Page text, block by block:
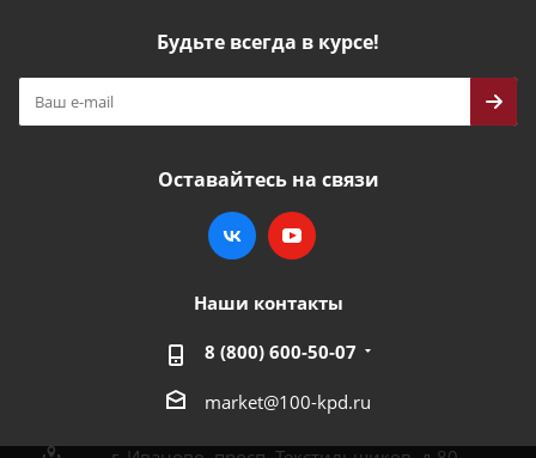
Будьте всегда в курсе!
Оставайтесь на связи
Наши контакты
8 (800) 600-50-07
market@100-kpd.ru